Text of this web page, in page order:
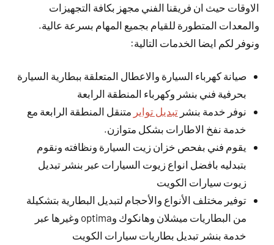
الاوقات حيث ان فريقنا الفني مجهز بكافة التجهيزات
والمعدات المتطورة للقيام بجميع المهام بسرعة عالية.
ونوفر لكم ايضا الخدمات التالية:
صيانة كهرباء السيارة والاعطال المتعلقة ببطارية السيارة
بحرفية فني بنشر وكهرباء المنطقة الرابعة
نوفر خدمة بنشرتبديل تواير متنقل المنطقة الرابعة مع
خدمة نفخ الاطارات بشكل متوازن.
يقوم فني بفحص خزان زيت السيارة ونظافته ونقوم
بتبدليه بافضل انواع زيوت السيارات عبر بنشر تبديل
زيوت سيارات الكويت
توفير مختلف الأنواع والأحجام لتبديل البطارية بتشكيلة
من البطاريات ميشلان وهانكوك وoptima وغيرها عبر
خدمة بنشر تبديل بطاريات سيارات الكويت